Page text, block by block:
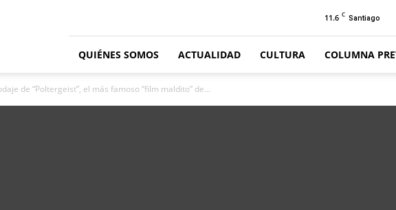
11.6 C Santiago
QUIÉNES SOMOS ACTUALIDAD CULTURA COLUMNA
de “Poltergeist”, el más famoso “film maldito” de...